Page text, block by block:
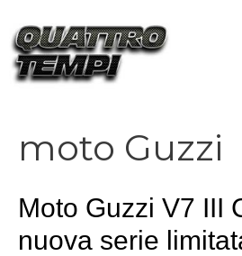
contenuto
moto Guzzi
Moto Guzzi V7 III
nuova serie